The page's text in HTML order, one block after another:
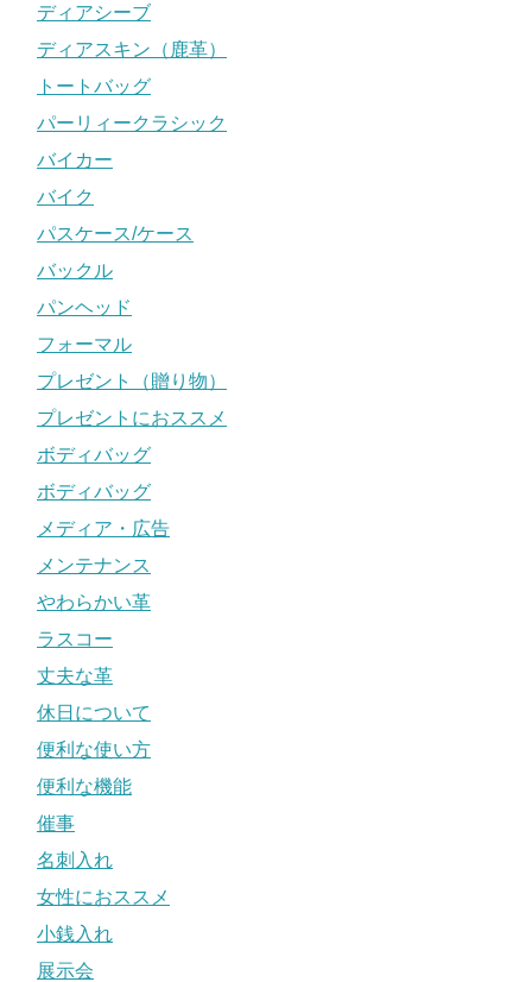
ディアシーブ
ディアスキン（鹿革）
トートバッグ
パーリィークラシック
バイカー
バイク
パスケース/ケース
バックル
パンヘッド
フォーマル
プレゼント（贈り物）
プレゼントにおススメ
ボディバッグ
ボディバッグ
メディア・広告
メンテナンス
やわらかい革
ラスコー
丈夫な革
休日について
便利な使い方
便利な機能
催事
名刺入れ
女性におススメ
小銭入れ
展示会